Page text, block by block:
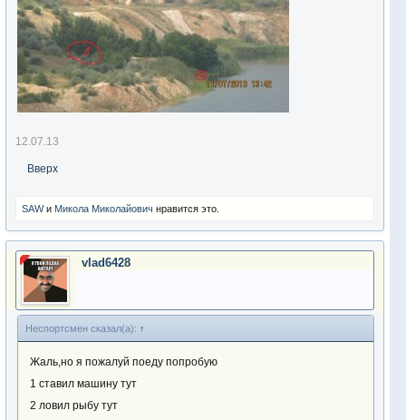
12.07.13
Вверх
SAWи Микола Миколайович нравится это.
vlad6428
Неспортсмен сказал(а): ↑
Жаль,но я пожалуй поеду попробую
1 ставил машину тут
2 ловил рыбу тут